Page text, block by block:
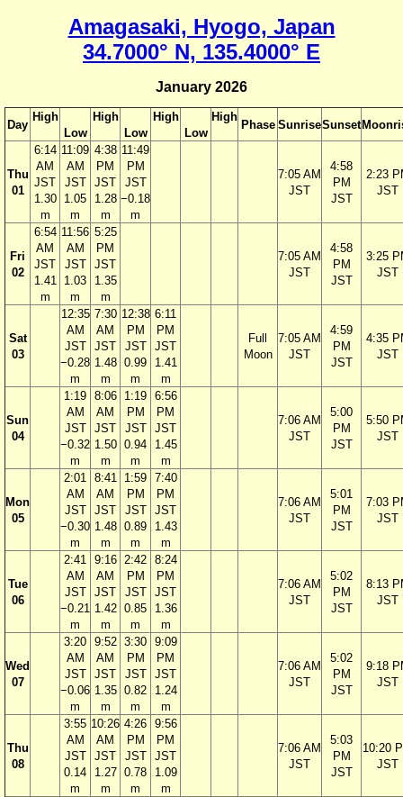
Amagasaki, Hyogo, Japan
34.7000° N, 135.4000° E
January 2026
Day
High
Low
High
Low
High
Low
High
Phase SunriseSunset
Thu
01
6:14
AM
JST
1.30
m
11:09
AM
JST
1.05
m
4:38
PM
JST
1.28
m
11:49
PM
JST
−0.18
m
7:05 AM
JST
4:58
PM
JST
2:23
JST
Fri
02
6:54
AM
JST
1.41
m
11:56
AM
JST
1.03
m
5:25
PM
JST
1.35
m
7:05 AM
JST
4:58
PM
JST
3:25
JST
Sat
03
12:35
AM
JST
−0.28
m
7:30
AM
JST
1.48
m
12:38
PM
JST
0.99
m
6:11
PM
JST
1.41
m
Full
Moon
7:05 AM
JST
4:59
PM
JST
4:35
JST
Sun
04
1:19
AM
JST
−0.32
m
8:06
AM
JST
1.50
m
1:19
PM
JST
0.94
m
6:56
PM
JST
1.45
m
7:06 AM
JST
5:00
PM
JST
5:50
JST
Mon
05
2:01
AM
JST
−0.30
m
8:41
AM
JST
1.48
m
1:59
PM
JST
0.89
m
7:40
PM
JST
1.43
m
7:06 AM
JST
5:01
PM
JST
7:03
JST
Tue
06
2:41
AM
JST
−0.21
m
9:16
AM
JST
1.42
m
2:42
PM
JST
0.85
m
8:24
PM
JST
1.36
m
7:06 AM
JST
5:02
PM
JST
8:13
JST
Wed
07
3:20
AM
JST
−0.06
m
9:52
AM
JST
1.35
m
3:30
PM
JST
0.82
m
9:09
PM
JST
1.24
m
7:06 AM
JST
5:02
PM
JST
9:18
JST
Thu
08
3:55
AM
JST
0.14
m
10:26
AM
JST
1.27
m
4:26
PM
JST
0.78
m
9:56
PM
JST
1.09
m
7:06 AM
JST
5:03
PM
JST
10:20
JST